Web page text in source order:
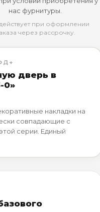
нас фурнитуры.
действует при оформлении
через рассрочку.
дверь в
0»
накладки на
совпадающие с
серии. Единый